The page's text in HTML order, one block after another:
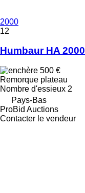
2000
12
Humbaur HA 2000
500 €
Remorque plateau
Nombre d'essieux 2
Pays-Bas
ProBid Auctions
Contacter le vendeur